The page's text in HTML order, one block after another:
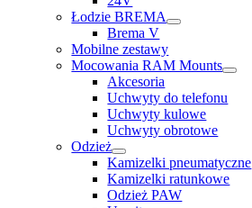
Łodzie BREMA
Brema V
Mobilne zestawy
Mocowania RAM Mounts
Akcesoria
Uchwyty do telefonu
Uchwyty kulowe
Uchwyty obrotowe
Odzież
Kamizelki pneumatyczne
Kamizelki ratunkowe
Odzież PAW